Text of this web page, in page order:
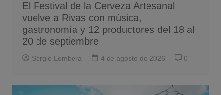
El Festival de la Cerveza Artesanal
vuelve a Rivas con música,
gastronomía y 12 productores del 18 al
20 de septiembre
Sergio Lombera 4 de agosto de 2026 0